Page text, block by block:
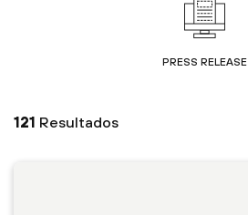
PRESS RELEASE
121 Resultados